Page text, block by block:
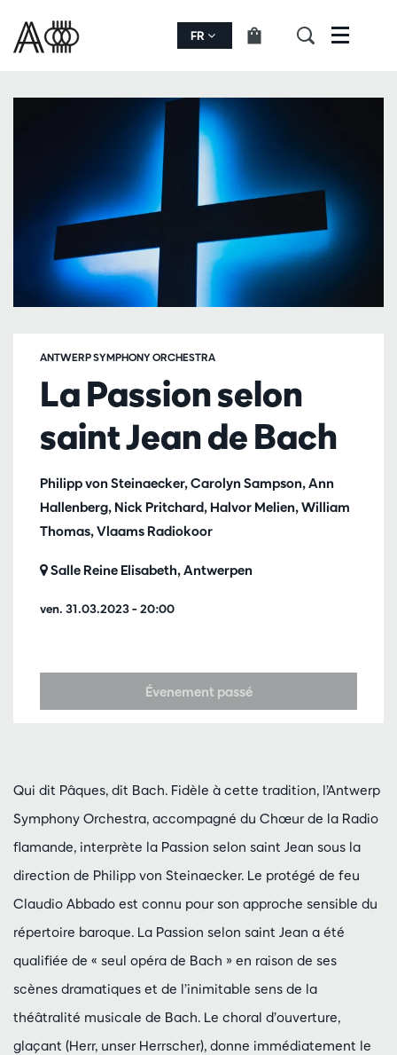
FR Menu
La Passion selon
saint Jean de Bach
Philipp von Steinaecker, Carolyn Sampson, Ann
Hallenberg, Nick Pritchard, Halvor Melien, William
Thomas, Vlaams Radiokoor
ANTWERP SYMPHONY ORCHESTRA
ven. 31.03.2023– 20:00
Salle Reine Elisabeth, Antwerpen
Évenement passé
Qui dit Pâques, dit Bach. Fidèle à cette tradition, l’Antwerp
Symphony Orchestra, accompagné du Chœur de la Radio
flamande, interprète la Passion selon saint Jean sous la
direction de Philipp von Steinaecker. Le protégé de feu
Claudio Abbado est connu pour son approche sensible du
répertoire baroque. La Passion selon saint Jean a été
qualifiée de « seul opéra de Bach » en raison de ses
scènes dramatiques et de l’inimitable sens de la
théâtralité musicale de Bach. Le choral d’ouverture,
glaçant (Herr, unser Herrscher), donne immédiatement le